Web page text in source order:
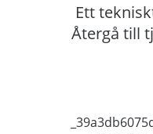
Ett
Återgå till